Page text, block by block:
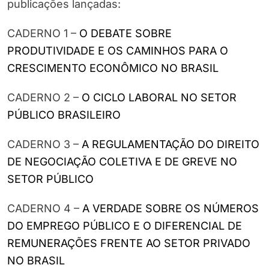
publicações lançadas:
CADERNO 1 – O DEBATE SOBRE
PRODUTIVIDADE E OS CAMINHOS PARA O
CRESCIMENTO ECONÔMICO NO BRASIL
CADERNO 2 – O CICLO LABORAL NO SETOR
PÚBLICO BRASILEIRO
CADERNO 3 – A REGULAMENTAÇÃO DO DIREITO
DE NEGOCIAÇÃO COLETIVA E DE GREVE NO
SETOR PÚBLICO
CADERNO 4 – A VERDADE SOBRE OS NÚMEROS
DO EMPREGO PÚBLICO E O DIFERENCIAL DE
REMUNERAÇÕES FRENTE AO SETOR PRIVADO
NO BRASIL